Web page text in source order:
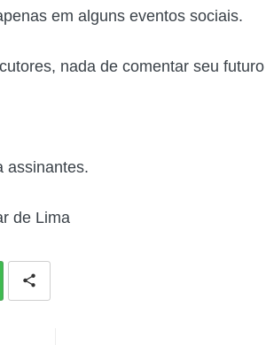
em alguns eventos sociais.
nada de comentar seu
assinantes.